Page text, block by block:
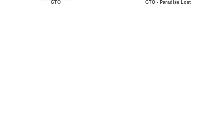
GTO GTO - Paradise Lost